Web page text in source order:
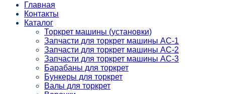
Главная
Контакты
Каталог
Торкрет машины (установки)
Запчасти для торкрет машины АС-1
Запчасти для торкрет машины АС-2
Запчасти для торкрет машины АС-3
Барабаны для торкрет
Бункеры для торкрет
Валы для торкрет